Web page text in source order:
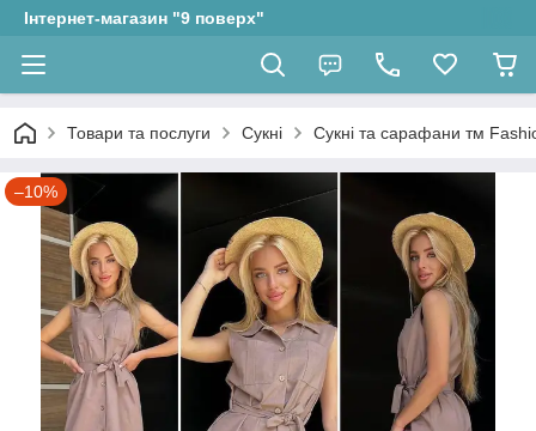
Інтернет-магазин "9 поверх"
Товари та послуги Сукні Сукні та сарафани тм
–10%